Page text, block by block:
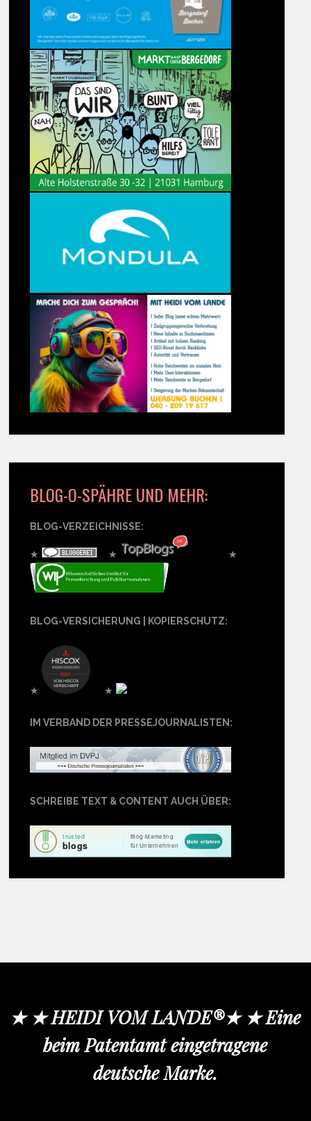
BLOG-O-SPÄHRE UND MEHR:
BLOG-VERZEICHNISSE:
★ ★ ★
BLOG-VERSICHERUNG | KOPIERSCHUTZ:
★ ★
IM VERBAND DER PRESSEJOURNALISTEN:
SCHREIBE TEXT & CONTENT AUCH ÜBER:
★ ★ HEIDI VOM LANDE®★ ★ Eine
beim Patentamt eingetragene
deutsche Marke.